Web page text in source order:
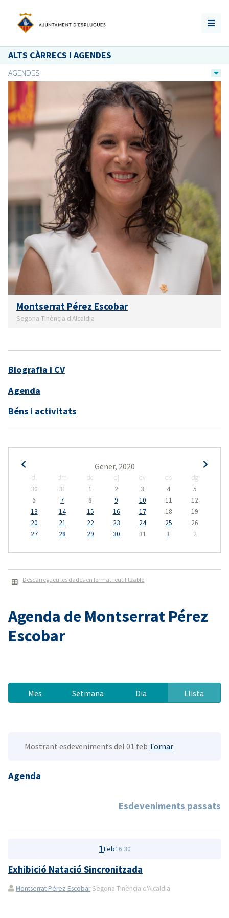
ALTS CÀRRECS I AGENDES
AGENDES
Montserrat Pérez Escobar
Segona Tinènçia d'Alcaldia
Biografia i CV
Agenda
Béns i activitats
Gener, 2020
dl dm dc dj dv ds
dg
30
31 1 2 3 4
5
6
7 8 9 10 11
12
13
14 15 16 17 18
19
20
21 22 23 24 25
26
27
28 29 30 31 1 2
Descarregueu les dades en format reutilitzable
Agenda de Montserrat Pérez
Escobar
Mes Setmana Dia Llista
Mostrant esdeveniments del 01 feb Tornar
Agenda
Esdeveniments passats
1Feb16:30
Exhibició Natació Sincronitzada
Montserrat Pérez EscobarSegona Tinènçia d'Alcaldia